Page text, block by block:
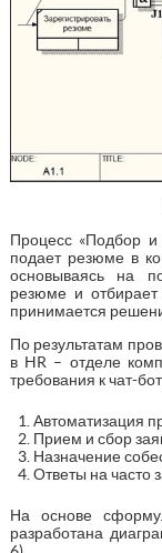
Процесс «Подбор
подает резюме в
основываясь на
резюме и отбирает
принимается
По результатам
в HR – отделе
требования к чат-
Автоматизация
Прием и сбор
Назначение
Ответы на часто
На основе
разработана